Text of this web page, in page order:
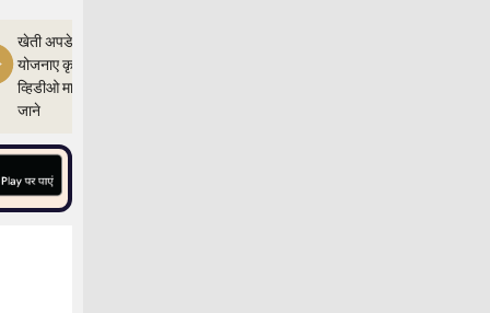
खेती अपडेत,और
योजनाए कृषी ज्ञान
व्हिडीओ माध्यम से
जाने